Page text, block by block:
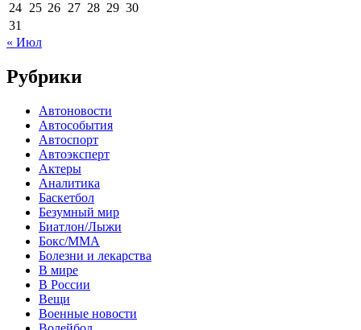
24 25 26 27 28 29 30
31
« Июл
Рубрики
Автоновости
Автособытия
Автоспорт
Автоэксперт
Актеры
Аналитика
Баскетбол
Безумный мир
Биатлон/Лыжи
Бокс/MMA
Болезни и лекарства
В мире
В России
Вещи
Военные новости